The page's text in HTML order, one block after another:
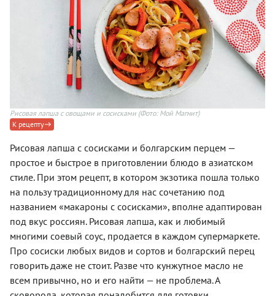
Рисовая лапша с овощами и сосисками (Фото: Мой Магнит)
К рецепту
Рисовая лапша с сосисками и болгарским перцем —
простое и быстрое в приготовлении блюдо в азиатском
стиле. При этом рецепт, в котором экзотика пошла только
на пользу традиционному для нас сочетанию под
названием «макароны с сосисками», вполне адаптирован
под вкус россиян. Рисовая лапша, как и любимый
многими соевый соус, продается в каждом супермаркете.
Про сосиски любых видов и сортов и болгарский перец
говорить даже не стоит. Разве что кунжутное масло не
всем привычно, но и его найти — не проблема. А